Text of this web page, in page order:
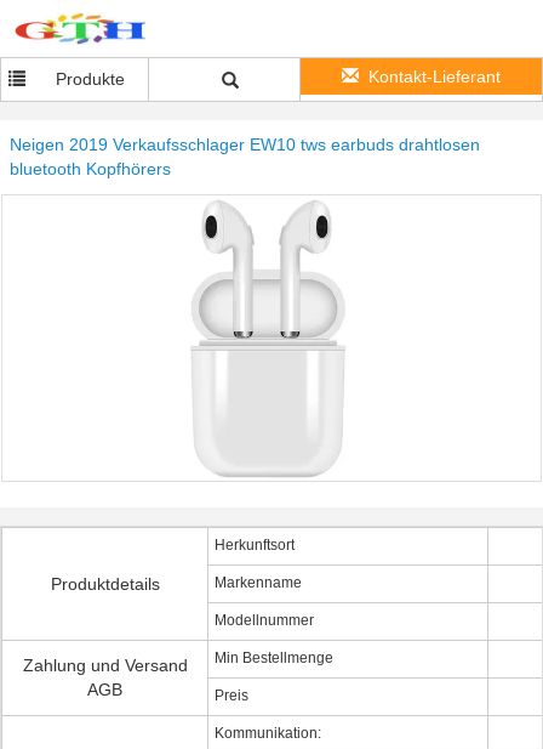
Produkte Kontakt-Lieferant
Neigen 2019 Verkaufsschlager EW10 tws earbuds drahtlosen
bluetooth Kopfhörers
Produktdetails
Herkunftsort
Markenname
Modellnummer
Zahlung und Versand
AGB
Min Bestellmenge
Preis
Kommunikation: